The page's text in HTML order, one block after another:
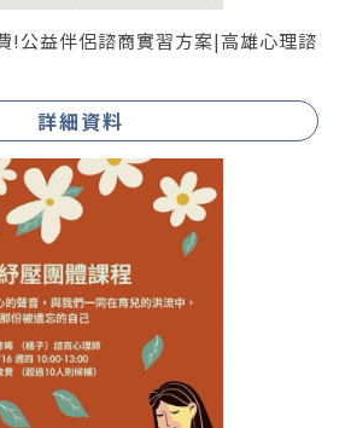
!公益伴侶諮商實習方案|高雄心理諮
詳細資料